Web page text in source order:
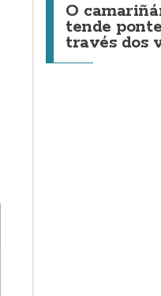
O
tende
través dos